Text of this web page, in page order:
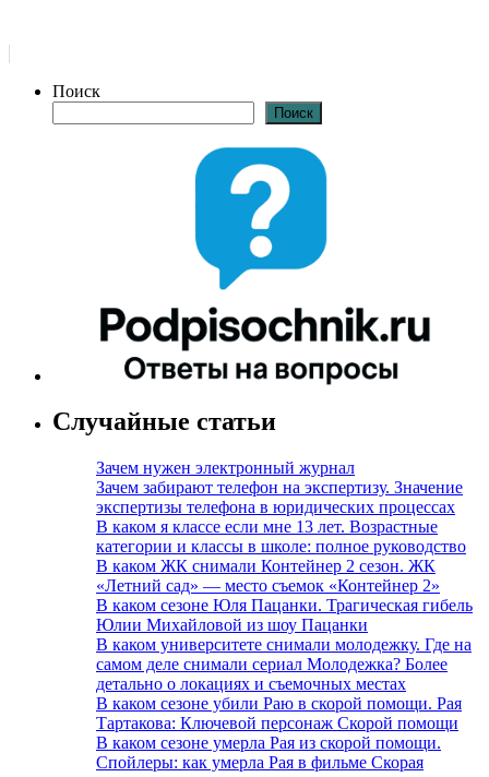
Поиск
Поиск
Случайные статьи
Зачем нужен электронный журнал
Зачем забирают телефон на экспертизу. Значение
экспертизы телефона в юридических процессах
В каком я классе если мне 13 лет. Возрастные
категории и классы в школе: полное руководство
В каком ЖК снимали Контейнер 2 сезон. ЖК
«Летний сад» — место съемок «Контейнер 2»
В каком сезоне Юля Пацанки. Трагическая гибель
Юлии Михайловой из шоу Пацанки
В каком университете снимали молодежку. Где на
самом деле снимали сериал Молодежка? Более
детально о локациях и съемочных местах
В каком сезоне убили Раю в скорой помощи. Рая
Тартакова: Ключевой персонаж Скорой помощи
В каком сезоне умерла Рая из скорой помощи.
Спойлеры: как умерла Рая в фильме Скорая